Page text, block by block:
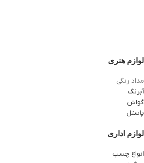
لوازم هنری
مداد رنگی
آبرنگ
گواش
پاستل
لوازم اداری
انواع چسب